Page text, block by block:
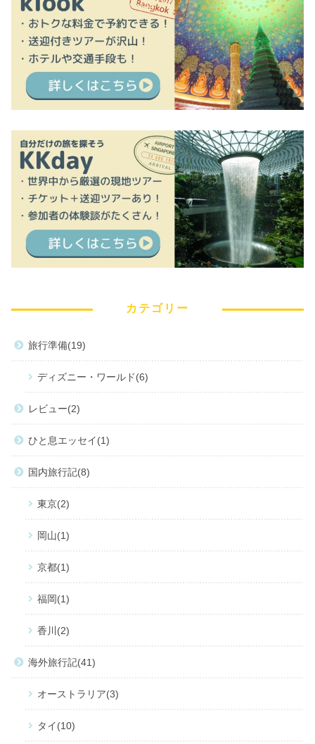
カテゴリー
旅行準備 19
ディズニー・ワールド 6
レビュー 2
ひと息エッセイ 1
国内旅行記 8
東京 2
岡山 1
京都 1
福岡 1
香川 2
海外旅行記 41
オーストラリア 3
タイ 10